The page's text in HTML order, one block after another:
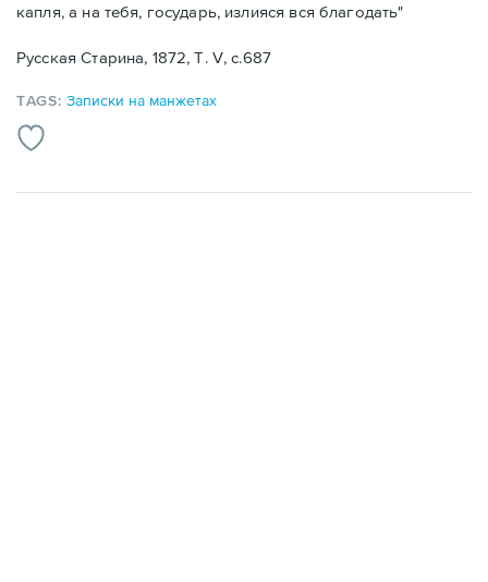
капля, а на тебя, государь, излияся вся благодать"
Русская Старина, 1872, Т. V, с.687
TAGS:Записки на манжетах